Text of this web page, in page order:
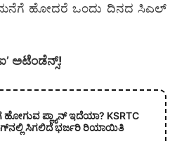
ಮನೆಗೆ ಹೋದರೆ ಒಂದು ದಿನದ ಸಿಎಲ್
ಅಟೆಂಡೆನ್ಸ್!
ಹೋಗುವ ಪ್ಲ್ಯಾನ್ ಇದೆಯಾ? KSRTC
ಸಿಗಲಿದೆ ಭರ್ಜರಿ ರಿಯಾಯಿತಿ